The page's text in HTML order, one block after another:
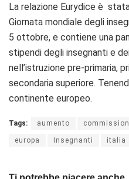
La relazione Eurydice è
Giornata mondiale degli
5 ottobre, e contiene una
stipendi degli insegnanti e
nell’istruzione pre-primaria,
secondaria superiore.
continente europeo.
Tags: aumento
europa Insegnanti italia